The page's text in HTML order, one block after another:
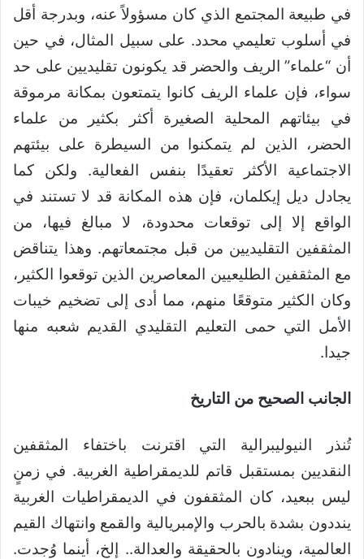
في طبيعة المجتمع الذي كان مسؤولاً عنه، وبدرجة أقل
في أسلوب تعليمي محدد. على سبيل المثال، في حين
أن “علماء” الريف والحضر قد يكونون تقليديين على حد
سواء، فإن علماء الريف كانوا يتمتعون بمكانة مرموقة
في بيئاتهم المحلية الصغيرة أكثر بكثير من علماء
الحضر، الذين لم يتمكنوا من السيطرة على بيئتهم
الاجتماعية الأكثر تعقيدًا بنفس الفعالية. ولكن كما
يجادل ديل إيكلمان، فإن هذه المكانة قد لا تستند في
الواقع إلا إلى توقعات محدودة، لا مبالغ فيها، من
المثقفين التقليديين من قبل مجتمعاتهم. وهذا يتناقض
مع المثقفين الطليعيين المعاصرين الذين توقعوا الكثير،
وكان الكثير متوقعًا منهم، مما أدى إلى تضخيم خيبات
الأمل التي حمى التعليم التقليدي القديم شعبه منها
جيدا.
الجانب الصحيح من التاريخ
تُنذر النيوليبرالية التي اقترنت باختفاء المثقفين
النقديين بمستقبل قاتم للديمقراطية الغربية. في زمنٍ
ليس ببعيد، كان المثقفون في الديمقراطيات الغربية
ينددون بشدة بالحرب والإمبريالية والقمع وانتهاك القيم
العالمية، وينادون بالحقيقة والعدالة.. إلخ، أينما وُجدت.